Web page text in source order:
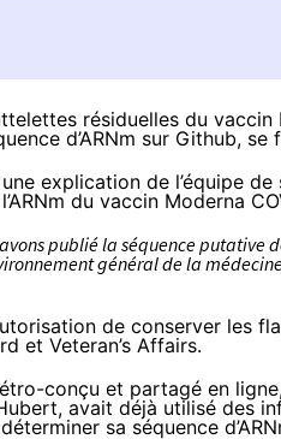
résiduelles du vaccin
d’ARNm sur Github, se
explication de l’équipe
du vaccin Moderna
publié la séquence putative
général de la
de conserver les
et Veteran’s Affairs.
conçu et partagé en
avait déjà utilisé des
sa séquence